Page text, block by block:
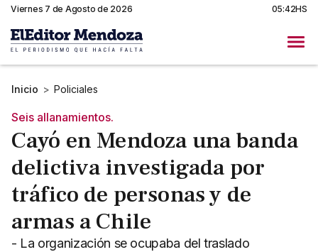
Viernes 7 de Agosto de 2026 05:42HS
Inicio > Policiales
Seis allanamientos.
Cayó en Mendoza una banda
delictiva investigada por
tráfico de personas y de
armas a Chile
- La organización se ocupaba del traslado